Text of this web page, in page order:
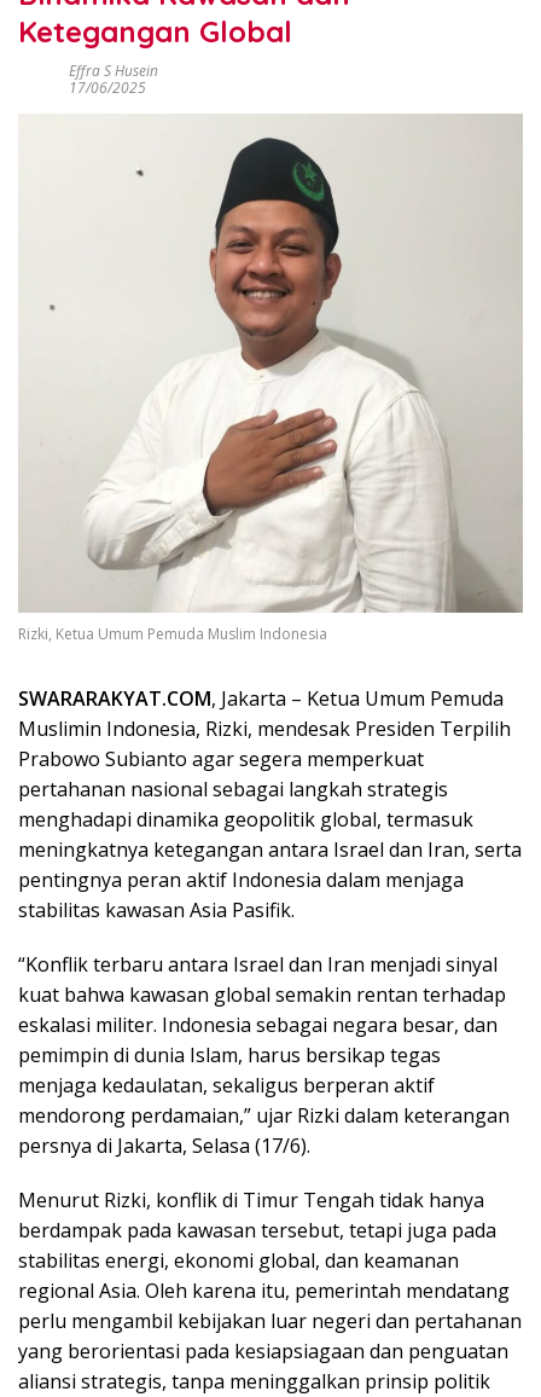
Ketegangan Global
Effra S Husein
17/06/2025
Rizki, Ketua Umum Pemuda Muslim Indonesia
SWARARAKYAT.COM, Jakarta – Ketua Umum Pemuda
Muslimin Indonesia, Rizki, mendesak Presiden Terpilih
Prabowo Subianto agar segera memperkuat
pertahanan nasional sebagai langkah strategis
menghadapi dinamika geopolitik global, termasuk
meningkatnya ketegangan antara Israel dan Iran, serta
pentingnya peran aktif Indonesia dalam menjaga
stabilitas kawasan Asia Pasifik.
“Konflik terbaru antara Israel dan Iran menjadi sinyal
kuat bahwa kawasan global semakin rentan terhadap
eskalasi militer. Indonesia sebagai negara besar, dan
pemimpin di dunia Islam, harus bersikap tegas
menjaga kedaulatan, sekaligus berperan aktif
mendorong perdamaian,” ujar Rizki dalam keterangan
persnya di Jakarta, Selasa (17/6).
Menurut Rizki, konflik di Timur Tengah tidak hanya
berdampak pada kawasan tersebut, tetapi juga pada
stabilitas energi, ekonomi global, dan keamanan
regional Asia. Oleh karena itu, pemerintah mendatang
perlu mengambil kebijakan luar negeri dan pertahanan
yang berorientasi pada kesiapsiagaan dan penguatan
aliansi strategis, tanpa meninggalkan prinsip politik